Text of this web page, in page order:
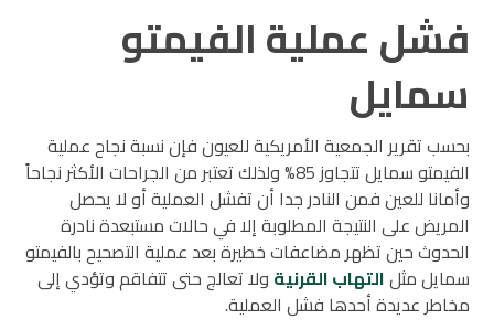
فشل عملية الفيمتو
سمايل
بحسب تقرير الجمعية الأمريكية للعيون فإن نسبة نجاح عملية
الفيمتو سمايل تتجاوز 85% ولذلك تعتبر من الجراحات الأكثر نجاحاً
وأمانا للعين فمن النادر جدا أن تفشل العملية أو لا يحصل
المريض على النتيجة المطلوبة إلا في حالات مستبعدة نادرة
الحدوث حين تظهر مضاعفات خطيرة بعد عملية التصحيح بالفيمتو
سمايل مثلالتهاب القرنية ولا تعالج حتى تتفاقم وتؤدي إلى
مخاطر عديدة أحدها فشل العملية.